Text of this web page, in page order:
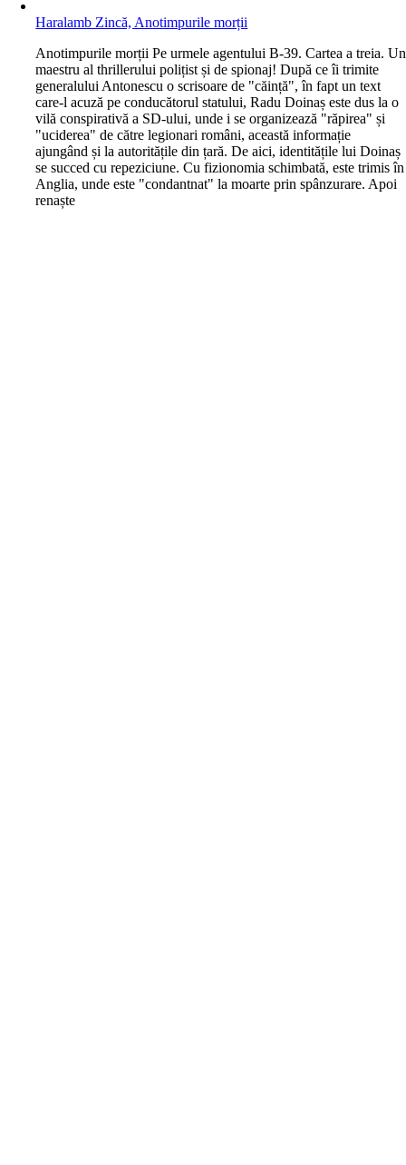
Haralamb Zincă, Anotimpurile morții
Anotimpurile morții Pe urmele agentului B-39. Cartea a treia. Un
maestru al thrillerului polițist și de spionaj! După ce îi trimite
generalului Antonescu o scrisoare de "căință", în fapt un text
care-l acuză pe conducătorul statului, Radu Doinaș este dus la o
vilă conspirativă a SD-ului, unde i se organizează "răpirea" și
"uciderea" de către legionari români, această informație
ajungând și la autoritățile din țară. De aici, identitățile lui Doinaș
se succed cu repeziciune. Cu fizionomia schimbată, este trimis în
Anglia, unde este "condantnat" la moarte prin spânzurare. Apoi
renaște